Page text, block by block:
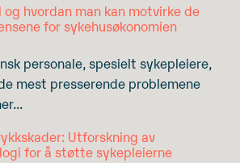
hvordan man kan motvirke de
for sykehusøkonomien
personale, spesielt sykepleiere,
mest presserende problemene
Utforskning av
for å støtte sykepleierne